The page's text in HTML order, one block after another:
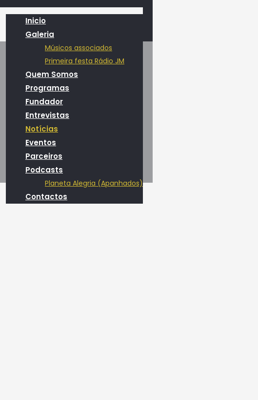
Inicio
Galeria
Músicos associados
Primeira festa Rádio JM
Quem Somos
Programas
Fundador
Entrevistas
Notícias
Eventos
Parceiros
Podcasts
Planeta Alegria (Apanhados)
Contactos